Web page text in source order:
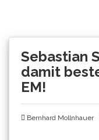
Sebastian
damit
EM!
Bernhard Mollnhauer